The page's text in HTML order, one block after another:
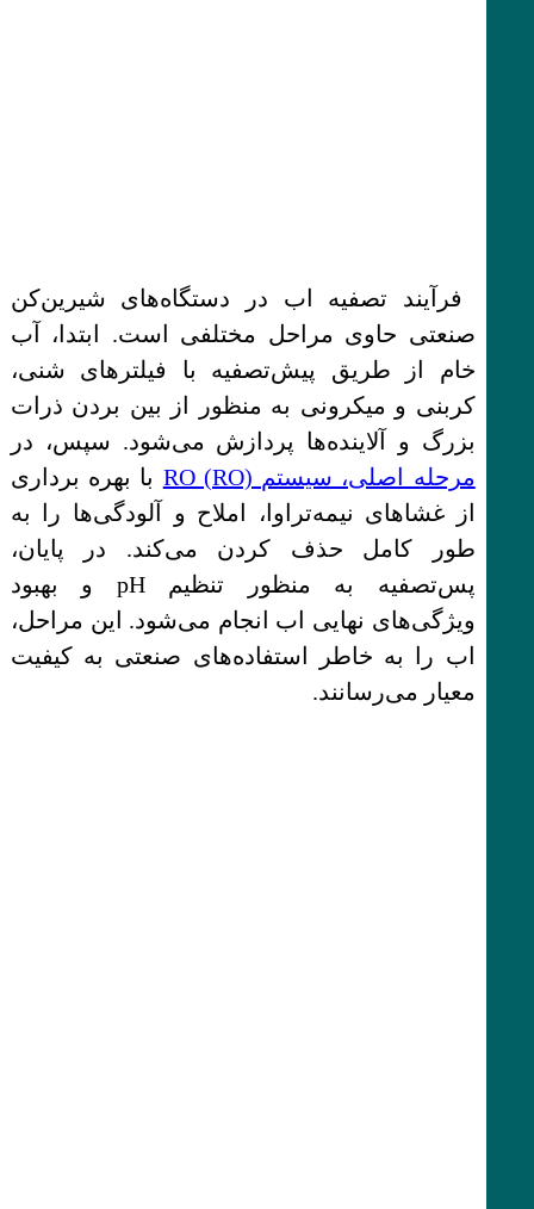
فرآیند تصفیه اب در دستگاه‌های شیرین‌کن
صنعتی حاوی مراحل مختلفی است. ابتدا، آب
خام از طریق پیش‌تصفیه با فیلترهای شنی،
کربنی و میکرونی به منظور از بین بردن ذرات
بزرگ و آلاینده‌ها پردازش می‌شود. سپس، در
مرحله اصلی، سیستم RO (RO)
با بهره برداری
از غشاهای نیمه‌تراوا، املاح و آلودگی‌ها را به
طور کامل حذف کردن می‌کند. در پایان،
پس‌تصفیه به منظور تنظیم pH و بهبود
ویژگی‌های نهایی اب انجام می‌شود. این مراحل،
اب را به خاطر استفاده‌های صنعتی به کیفیت
معیار می‌رسانند.